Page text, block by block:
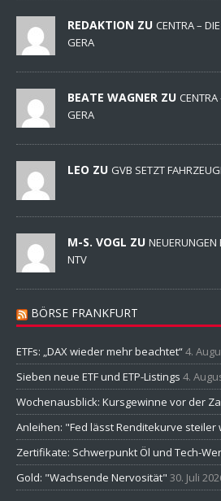
REDAKTION ZU CENTRA –
GERA
BEATE WAGNER ZU
GERA
LEO ZU GVB SETZT
M-S. VOGL ZU NEUERUNGEN
NTV
BÖRSE FRANKFURT
ETFs: „DAX wieder mehr beachtet“4.
Sieben neue ETF und ETP-Listings 4.
Wochenausblick: Kursgewinne vor der
Anleihen: "Fed lässt Renditekurve steiler
Zertifikate: Schwerpunkt Öl und Tech-
Gold: "Wachsende Nervosität" 30. Juli